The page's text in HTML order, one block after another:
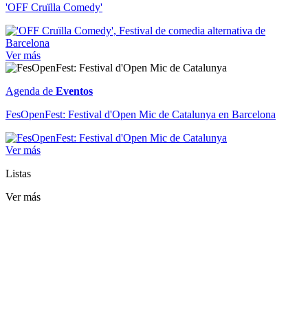
'OFF Cruïlla Comedy'
Ver más
Agenda de Eventos
FesOpenFest: Festival d'Open Mic de Catalunya en Barcelona
Ver más
Listas
Ver más